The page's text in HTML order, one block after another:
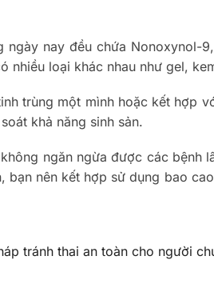
ngày nay đều chứa
nhiều loại khác nhau như gel,
trùng một mình hoặc kết hợp
khả năng sinh sản.
ngăn ngừa được các bệnh
bạn nên kết hợp sử dụng bao
tránh thai an toàn cho người